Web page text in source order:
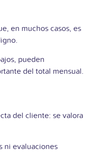
en muchos casos, es
pueden
del total mensual.
del cliente: se valora
ni evaluaciones